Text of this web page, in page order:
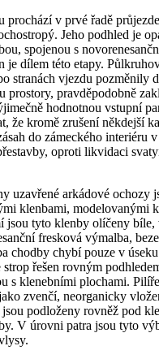
prochází v prvé řadě
Jeho podhled je
spojenou s
je dílem této etapy.
stranách vjezdu pozměnily
prostory, pravděpodobně
hodnotnou vstupní
že kromě zrušení někdejší
do zámeckého interiéru
oproti likvidaci
uzavřené arkádové ochozy
klenbami, modelovanými
jsou tyto klenby olíčeny bíle,
fresková výmalba,
chodby chybí pouze v
řešen rovným
s klenebními plochami.
zvenčí, neorganicky
podloženy rovněž pod
V úrovni patra jsou tyto